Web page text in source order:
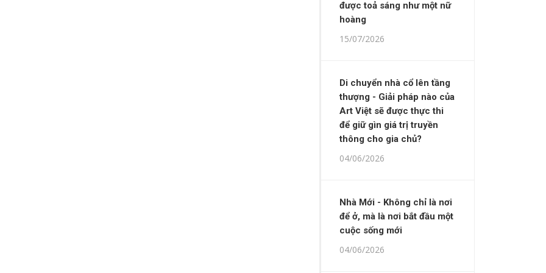
được toả sáng như một nữ
hoàng
15/07/2026
Di chuyển nhà cổ lên tầng
thượng - Giải pháp nào của
Art Việt sẽ được thực thi
để giữ gìn giá trị truyền
thông cho gia chủ?
04/06/2026
Nhà Mới - Không chỉ là nơi
để ở, mà là nơi bắt đầu một
cuộc sống mới
04/06/2026